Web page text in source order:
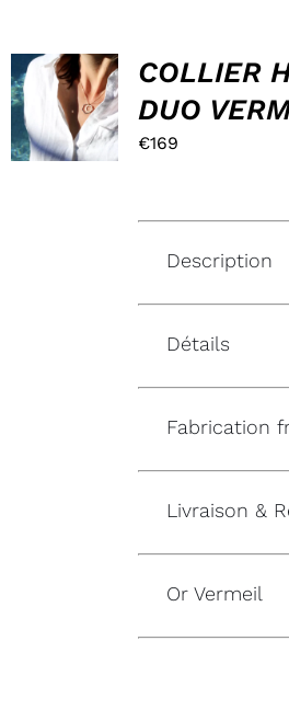
HOP,
DANS
MON
PANIER !
/
DÉTAILS
COLLIER
DUO
€169
Description
Détails
Fabrication
Livraison &
Or Vermeil